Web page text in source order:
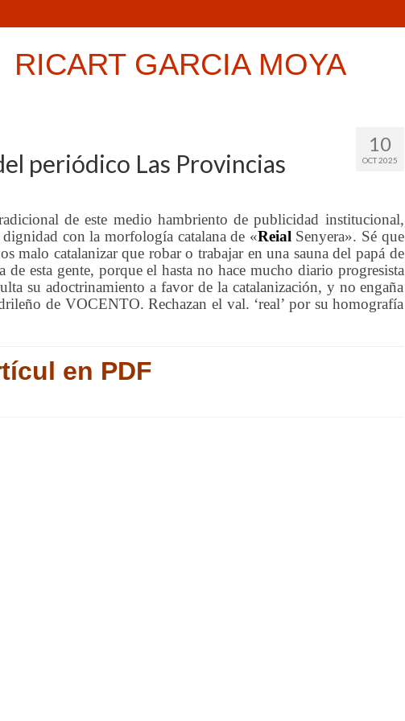
RICART GARCIA MOYA
10
OCT 2025
periódico Las Provincias
de este medio hambriento de publicidad institucional,
con la morfología catalana de «Reial Senyera». Sé que
malo catalanizar que robar o trabajar en una sauna del papá de
de esta gente, porque el hasta no hace mucho diario progresista
su adoctrinamiento a favor de la catalanización, y no engaña
de VOCENTO. Rechazan el val. ‘real’ por su homografía
en PDF